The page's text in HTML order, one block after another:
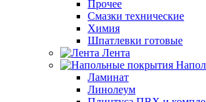
Прочее
Смазки технические
Химия
Шпатлевки готовые
Лента
Ламинат
Линолеум